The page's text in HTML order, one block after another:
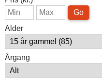
Go
Alder
Årgang